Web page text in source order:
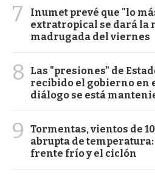
7
Inumet prevé que "lo
extratropical se dará la
madrugada del viernes
8
Las "presiones" de
recibido el gobierno en
diálogo se está
9
Tormentas, vientos de
abrupta de
frente frío y el ciclón